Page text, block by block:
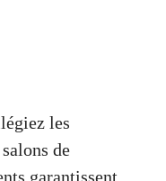
les
de
garantissent